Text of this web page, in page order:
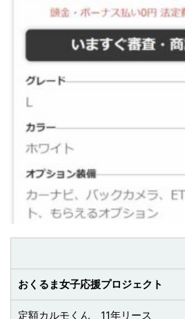
おくるま女子応援プロジェクト
定額カルモくん 11年リース